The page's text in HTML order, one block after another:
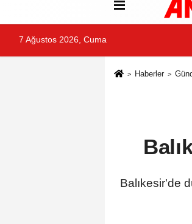
7 Ağustos 2026, Cuma
Haberler
Balıkesir'de